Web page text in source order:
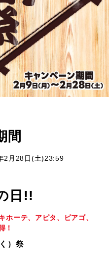
間
2月28日(土)23:59
日!!
ホーテ、アピタ、ピアゴ、
！
）祭